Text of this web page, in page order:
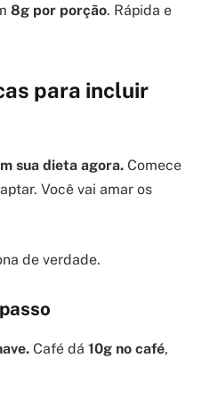
8g por porção. Rápida e
para incluir
sua dieta agora. Comece
Você vai amar os
de verdade.
Café dá 10g no café,